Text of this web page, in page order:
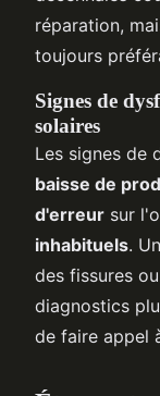
réparation,
toujours
Signes de
solaires
Les signes de
baisse de
d'erreur sur
inhabituels.
des fissures
diagnostics
de faire appel